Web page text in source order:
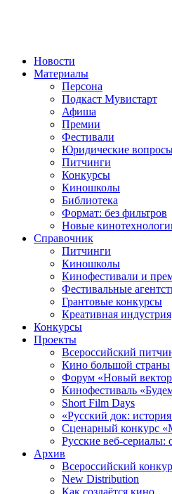
Новости
Материалы
Персона
Подкаст Мувистарт
Афиша
Премии
Фестивали
Юридические
Питчинги
Конкурсы
Киношколы
Библиотека
Формат: без фильтров
Новые
Справочник
Питчинги
Киношколы
Кинофестивали и
Фестивальные
Грантовые конкурсы
Креативная индустрия
Конкурсы
Проекты
Всероссийский
Кино большой страны
Форум «Новый
Кинофестиваль
Short Film Days
«Русский док:
Сценарный конкурс
Русские веб-сериалы:
Архив
Всероссийский
New Distribution
Как создаётся кино